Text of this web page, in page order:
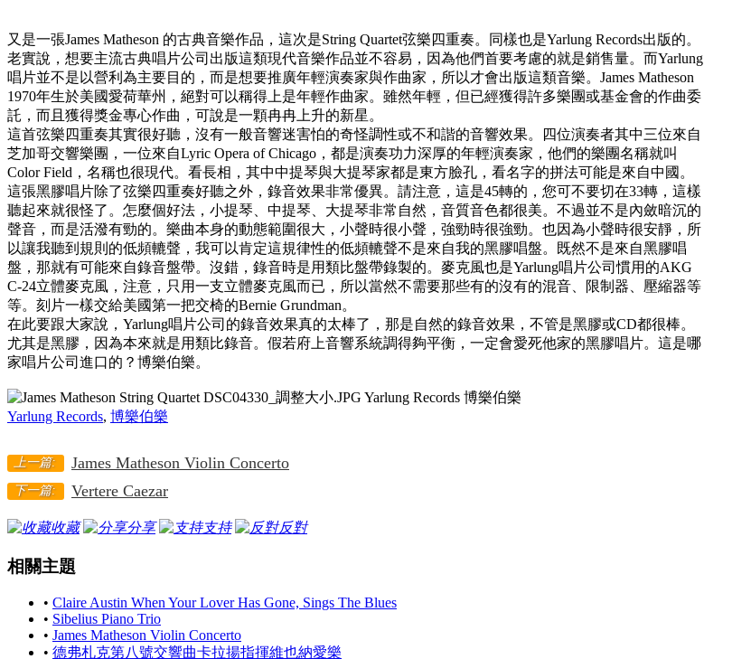
又是一張James Matheson 的古典音樂作品，這次是String Quartet弦樂四重奏。同樣也是Yarlung Records出版的。
老實說，想要主流古典唱片公司出版這類現代音樂作品並不容易，因為他們首要考慮的就是銷售量。而Yarlung
唱片並不是以營利為主要目的，而是想要推廣年輕演奏家與作曲家，所以才會出版這類音樂。James Matheson
1970年生於美國愛荷華州，絕對可以稱得上是年輕作曲家。雖然年輕，但已經獲得許多樂團或基金會的作曲委
託，而且獲得獎金專心作曲，可說是一顆冉冉上升的新星。
這首弦樂四重奏其實很好聽，沒有一般音響迷害怕的奇怪調性或不和諧的音響效果。四位演奏者其中三位來自
芝加哥交響樂團，一位來自Lyric Opera of Chicago，都是演奏功力深厚的年輕演奏家，他們的樂團名稱就叫
Color Field，名稱也很現代。看長相，其中中提琴與大提琴家都是東方臉孔，看名字的拼法可能是來自中國。
這張黑膠唱片除了弦樂四重奏好聽之外，錄音效果非常優異。請注意，這是45轉的，您可不要切在33轉，這樣
聽起來就很怪了。怎麼個好法，小提琴、中提琴、大提琴非常自然，音質音色都很美。不過並不是內斂暗沉的
聲音，而是活潑有勁的。樂曲本身的動態範圍很大，小聲時很小聲，強勁時很強勁。也因為小聲時很安靜，所
以讓我聽到規則的低頻轆聲，我可以肯定這規律性的低頻轆聲不是來自我的黑膠唱盤。既然不是來自黑膠唱
盤，那就有可能來自錄音盤帶。沒錯，錄音時是用類比盤帶錄製的。麥克風也是Yarlung唱片公司慣用的AKG
C-24立體麥克風，注意，只用一支立體麥克風而已，所以當然不需要那些有的沒有的混音、限制器、壓縮器等
等。刻片一樣交給美國第一把交椅的Bernie Grundman。
在此要跟大家說，Yarlung唱片公司的錄音效果真的太棒了，那是自然的錄音效果，不管是黑膠或CD都很棒。
尤其是黑膠，因為本來就是用類比錄音。假若府上音響系統調得夠平衡，一定會愛死他家的黑膠唱片。這是哪
家唱片公司進口的？博樂伯樂。
Yarlung Records, 博樂伯樂
上一篇: James Matheson Violin Concerto
下一篇: Vertere Caezar
收藏 分享 支持 反對
相關主題
• Claire Austin When Your Lover Has Gone, Sings The Blues
• Sibelius Piano Trio
• James Matheson Violin Concerto
• 德弗札克第八號交響曲卡拉揚指揮維也納愛樂